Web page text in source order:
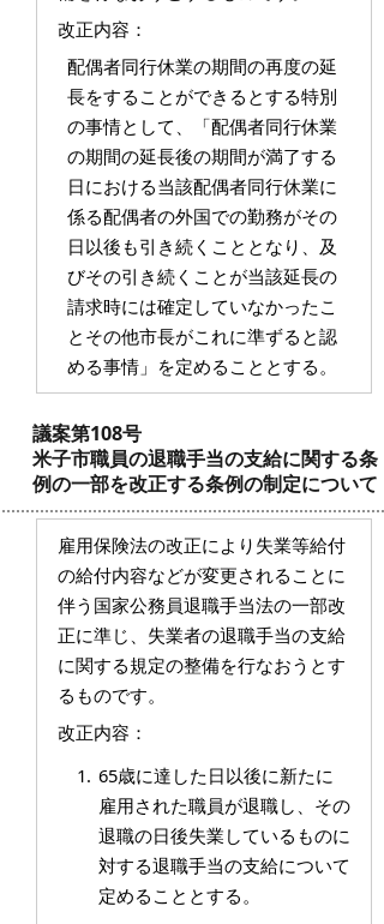
改正内容：
配偶者同行休業の期間の再度の延
長をすることができるとする特別
の事情として、「配偶者同行休業
の期間の延長後の期間が満了する
日における当該配偶者同行休業に
係る配偶者の外国での勤務がその
日以後も引き続くこととなり、及
びその引き続くことが当該延長の
請求時には確定していなかったこ
とその他市長がこれに準ずると認
める事情」を定めることとする。
議案第108号
米子市職員の退職手当の支給に関する条
例の一部を改正する条例の制定について
雇用保険法の改正により失業等給付
の給付内容などが変更されることに
伴う国家公務員退職手当法の一部改
正に準じ、失業者の退職手当の支給
に関する規定の整備を行なおうとす
るものです。
改正内容：
65歳に達した日以後に新たに
雇用された職員が退職し、その
退職の日後失業しているものに
対する退職手当の支給について
定めることとする。